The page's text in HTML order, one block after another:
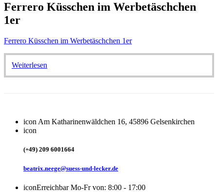
Ferrero Küsschen im Werbetäschchen
1er
Ferrero Küsschen im Werbetäschchen 1er
Weiterlesen
icon Am Katharinenwäldchen 16, 45896 Gelsenkirchen
icon
(+49) 209 6001664
beatrix.neege@suess-und-lecker.de
iconErreichbar Mo-Fr von: 8:00 - 17:00